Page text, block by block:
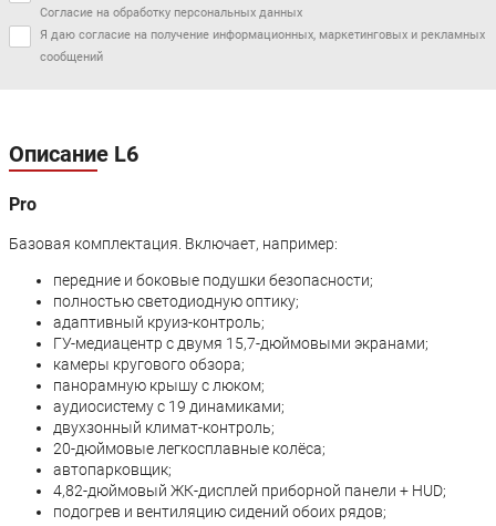
Согласие на обработку персональных данных
Я даю согласие на получение информационных, маркетинговых и рекламных
сообщений
Описание L6
Pro
Базовая комплектация. Включает, например:
передние и боковые подушки безопасности;
полностью светодиодную оптику;
адаптивный круиз-контроль;
ГУ-медиацентр с двумя 15,7-дюймовыми экранами;
камеры кругового обзора;
панорамную крышу с люком;
аудиосистему с 19 динамиками;
двухзонный климат-контроль;
20-дюймовые легкосплавные колёса;
автопарковщик;
4,82-дюймовый ЖК-дисплей приборной панели + HUD;
подогрев и вентиляцию сидений обоих рядов;